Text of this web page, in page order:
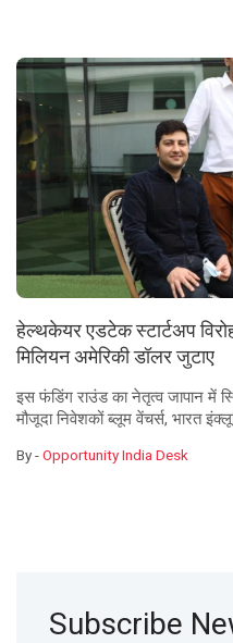
हेल्थकेयर एडटेक स्टार्टअप
मिलियन अमेरिकी डॉलर जुटाए
इस फंडिंग राउंड का नेतृत्व जापान में
मौजूदा निवेशकों ब्लूम वेंचर्स, भारत
By -Opportunity India Desk
Subscribe